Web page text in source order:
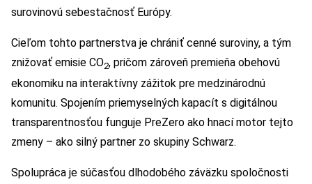
surovinovú sebestačnosť Európy.
Cieľom tohto partnerstva je chrániť cenné suroviny, a tým
znižovať emisie CO2, pričom zároveň premieňa obehovú
ekonomiku na interaktívny zážitok pre medzinárodnú
komunitu. Spojením priemyselných kapacít s digitálnou
transparentnosťou funguje PreZero ako hnací motor tejto
zmeny – ako silný partner zo skupiny Schwarz.
Spolupráca je súčasťou dlhodobého záväzku spoločnosti